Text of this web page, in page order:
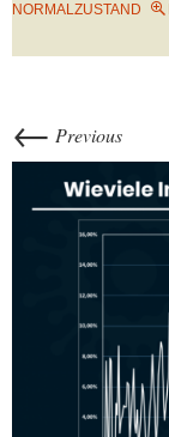
NORMALZUSTAND
← Previous